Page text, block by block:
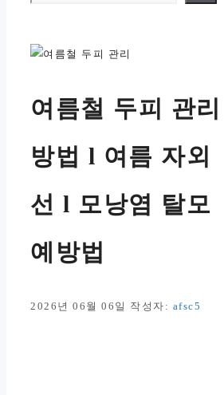
여름철 두피 관리
방법 l 여름 자외
선 l 모낭염 탈모
예방법
2026년 06월 06일 작성자: afsc5